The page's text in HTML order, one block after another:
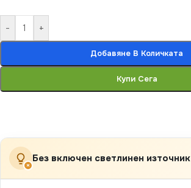
- +
Добавяне В Количката
Купи Сега
×
Без включен светлинен източник